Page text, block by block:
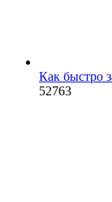
Как быстро
52763